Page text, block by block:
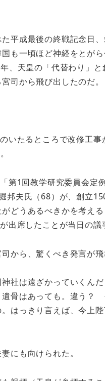
平成最後の終戦記念日
も一頃ほど神経をとが
、天皇の「代替わり」
司から飛び出したのだ。
たるところで改修工
1回教学研究委員会定
邦夫氏（68）が、創立
どうあるべきかを考え
席したことが当日の議
から、驚くべき発言が飛
神社は遠ざかっていく
骨はあっても。違う？
はっきり言えば、今上
にも向けられた。